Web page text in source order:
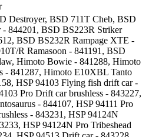
Destroyer, BSD 711T Cheb, BSD
844201, BSD BS223R Striker
BSD BS232R Rampage XTE -
R Ramasoon - 841191, BSD
Himoto Bowie - 841288, Himoto
- 841287, Himoto E10XBL Tanto
HSP 94103 Flying fish drift car -
Pro Drift car brushless - 843227,
- 844107, HSP 94111 Pro
- 843231, HSP 94124N
HSP 94124N Pro Tribeshead